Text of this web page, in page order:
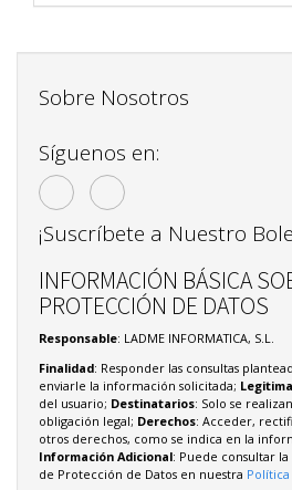
Sobre Nosotros
Síguenos en:
¡Suscríbete a Nuestro
INFORMACIÓN BÁSICA
PROTECCIÓN DE DATOS
Responsable: LADME INFORMATICA, S.L.
Finalidad: Responder las consultas
enviarle la información solicitada;
del usuario; Destinatarios: Solo se
obligación legal; Derechos: Acceder,
otros derechos, como se indica en la
Información Adicional: Puede consultar
de Protección de Datos en nuestra